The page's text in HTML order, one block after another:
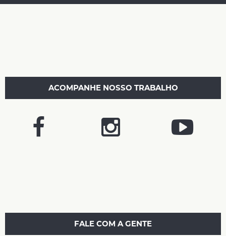
ACOMPANHE NOSSO TRABALHO
FALE COM A GENTE